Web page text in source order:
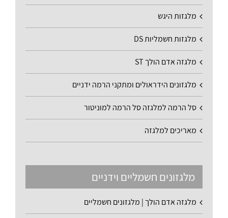
מלגזות היגש
מלגזות חשמליות DS
מלגזה אדם הולך ST
מלגזונים הידראולים ומתקני הרמה ידניים
סל הרמה למלגזה סל הרמה למוניטור
מאריכים למלגזה
מלגזונים חשמליים וידניים
מלגזה אדם הולך | מלגזונים חשמליים